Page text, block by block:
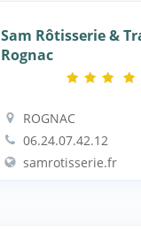
Sam Rôtisserie &
Rognac
ROGNAC
06.24.07.42.12
samrotisserie.fr